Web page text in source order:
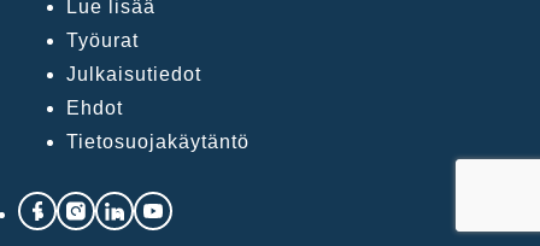
Lue lisää
Työurat
Julkaisutiedot
Ehdot
Tietosuojakäytäntö